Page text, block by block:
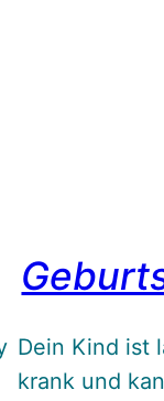
Dein Kind ist
krank und